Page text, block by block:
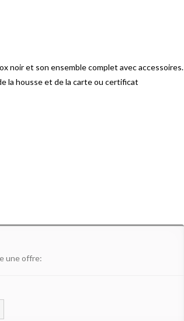
noir et son ensemble complet avec accessoires.
la housse et de la carte ou certificat
une offre: